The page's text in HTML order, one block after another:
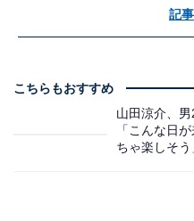
記
こちらもおすすめ
山田涼介、
「こんな日
ちゃ楽しそう